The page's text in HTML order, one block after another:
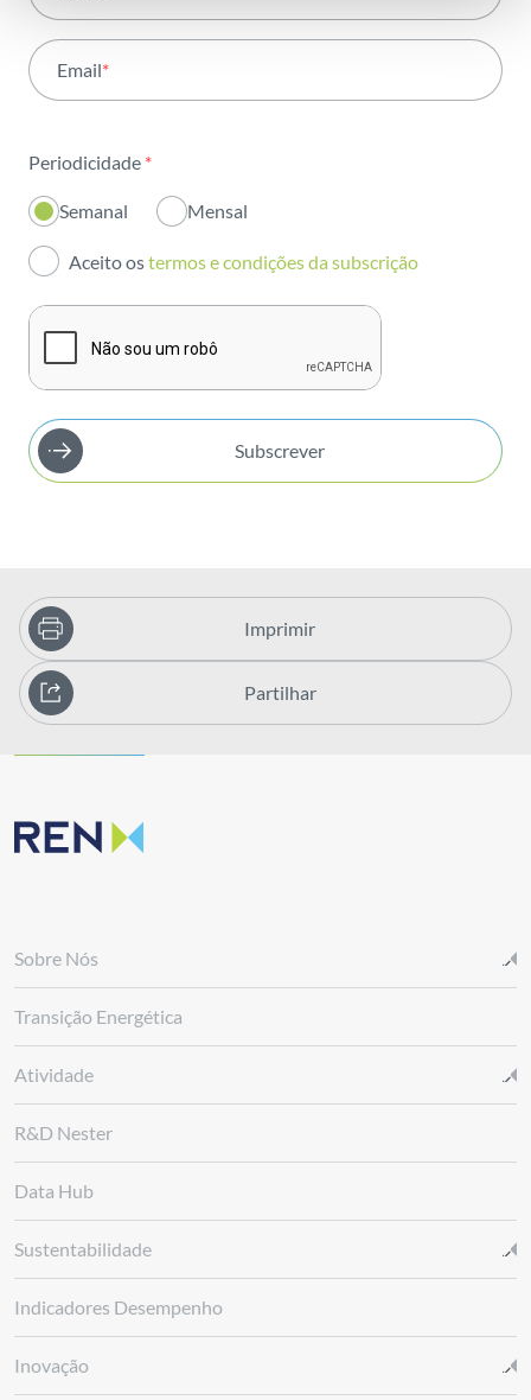
Atividade
Institucional
Inovação
Investidores
Publicações
Email*
Periodicidade *
Semanal Mensal
Aceito ostermos e condições da subscrição
Subscrever
Imprimir
Partilhar
Sobre Nós
Transição Energética
Atividade
R&D Nester
Data Hub
Sustentabilidade
Indicadores Desempenho
Inovação